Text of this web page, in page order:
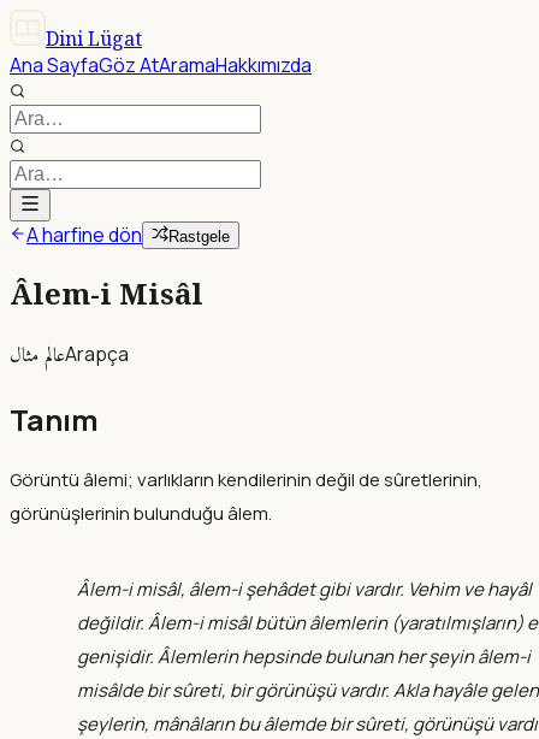
Dini Lügat
Ana SayfaGöz AtAramaHakkımızda
A harfine dön Rastgele
Âlem-i Misâl
عالم مثالArapça
Tanım
Görüntü âlemi; varlıkların kendilerinin değil de sûretlerinin,
görünüşlerinin bulunduğu âlem.
Âlem-i misâl, âlem-i şehâdet gibi vardır. Vehim ve hayâl
değildir. Âlem-i misâl bütün âlemlerin (yaratılmışların)
genişidir. Âlemlerin hepsinde bulunan her şeyin âlem-i
misâlde bir sûreti, bir görünüşü vardır. Akla hayâle gelen
şeylerin, mânâların bu âlemde bir sûreti, görünüşü